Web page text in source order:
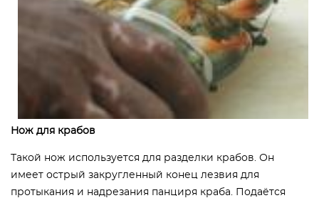
Нож для крабов
Такой нож используется для разделки крабов. Он
имеет острый закругленный конец лезвия для
протыкания и надрезания панциря краба. Подаётся